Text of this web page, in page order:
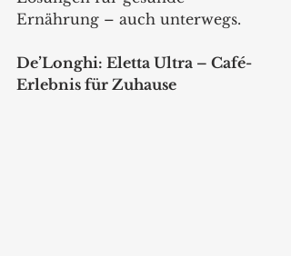
Ernährung – auch unterwegs.
De’Longhi: Eletta Ultra – Café-
Erlebnis für Zuhause